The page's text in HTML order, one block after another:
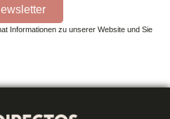
Informationen zu unserer Website und Sie